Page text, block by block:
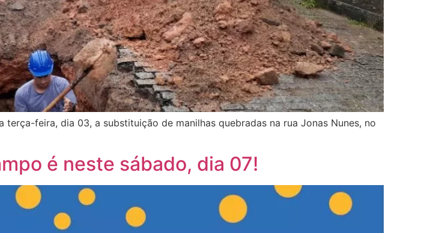
feira, dia 03, a substituição de manilhas quebradas na rua Jonas Nunes, no
é neste sábado, dia 07!